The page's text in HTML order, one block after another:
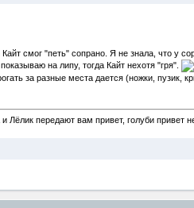
смог "петь" сопрано. Я не знала, что у
на липу, тогда Кайт нехотя "гря".
за разные места дается (ножки, пузик,
передают вам привет, голуби привет